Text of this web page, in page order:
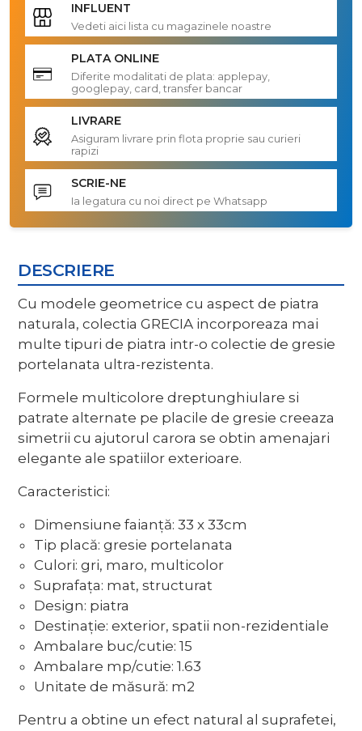
INFLUENT
Vedeti aici lista cu magazinele noastre
PLATA ONLINE
Diferite modalitati de plata: applepay,
googlepay, card, transfer bancar
LIVRARE
Asiguram livrare prin flota proprie sau curieri
rapizi
SCRIE-NE
Ia legatura cu noi direct pe Whatsapp
DESCRIERE
Cu modele geometrice cu aspect de piatra
naturala, colectia GRECIA incorporeaza mai
multe tipuri de piatra intr-o colectie de gresie
portelanata ultra-rezistenta.
Formele multicolore dreptunghiulare si
patrate alternate pe placile de gresie creeaza
simetrii cu ajutorul carora se obtin amenajari
elegante ale spatiilor exterioare.
Caracteristici:
Dimensiune faianță: 33 x 33cm
Tip placă: gresie portelanata
Culori: gri, maro, multicolor
Suprafața: mat, structurat
Design: piatra
Destinație: exterior, spatii non-rezidentiale
Ambalare buc/cutie: 15
Ambalare mp/cutie: 1.63
Unitate de măsură: m2
Pentru a obtine un efect natural al suprafetei,